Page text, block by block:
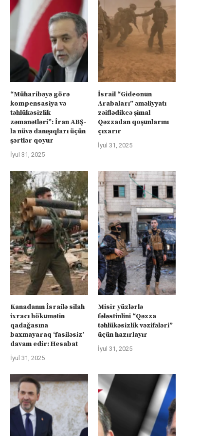
görə kompensasiya və
zəmanətləri”: İran
ABŞ-la...
İyul 31, 2025
Kanadanın İsrailə silah
hökumətin qadağasına
‘fasiləsiz’...
İyul 31, 2025
“Müharibəyə görə
kompensasiya və
təhlükəsizlik
zəmanətləri”: İran ABŞ-
la nüvə danışıqları üçün
şərtlər qoyur
İyul 31, 2025
İsrail “Gideonun
Arabaları” əməliyyatı
zəiflədikcə şimal
Qəzzadan qoşunlarını
çıxarır
İyul 31, 2025
Kanadanın İsrailə silah
ixracı hökumətin
qadağasına
baxmayaraq ‘fasiləsiz’
davam edir: Hesabat
İyul 31, 2025
Misir yüzlərlə
fələstinlini “Qəzza
təhlükəsizlik vəzifələri”
üçün hazırlayır
İyul 31, 2025